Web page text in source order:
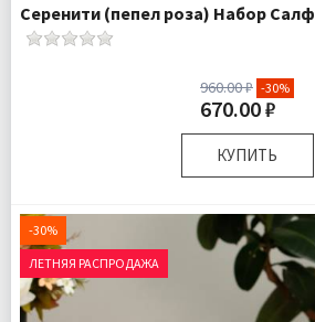
Серенити (пепел роза) Набор
960.00 ₽ -30%
670.00 ₽
КУПИТЬ
Комплектация:
Доставка:
-30%
ЛЕТНЯЯ РАСПРОДАЖА